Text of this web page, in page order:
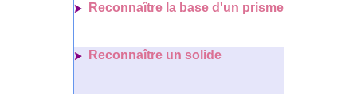
Reconnaître la base d'un prisme
Reconnaître un solide